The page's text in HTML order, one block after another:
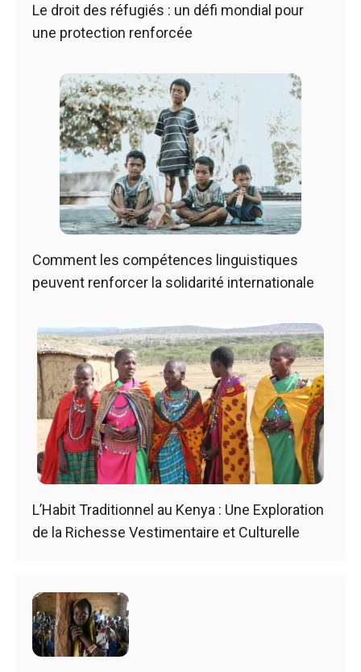
Le droit des réfugiés : un défi mondial pour
une protection renforcée
Comment les compétences linguistiques
peuvent renforcer la solidarité internationale
L’Habit Traditionnel au Kenya : Une Exploration
de la Richesse Vestimentaire et Culturelle